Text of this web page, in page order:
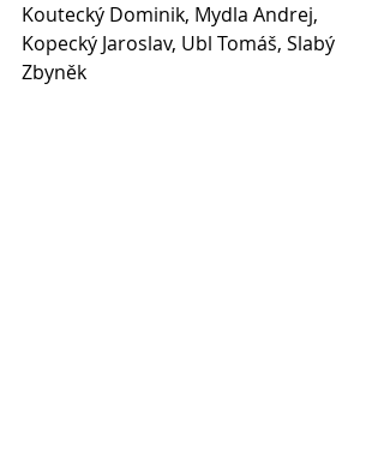
Koutecký Dominik, Mydla Andrej,
Kopecký Jaroslav, Ubl Tomáš, Slabý
Zbyněk